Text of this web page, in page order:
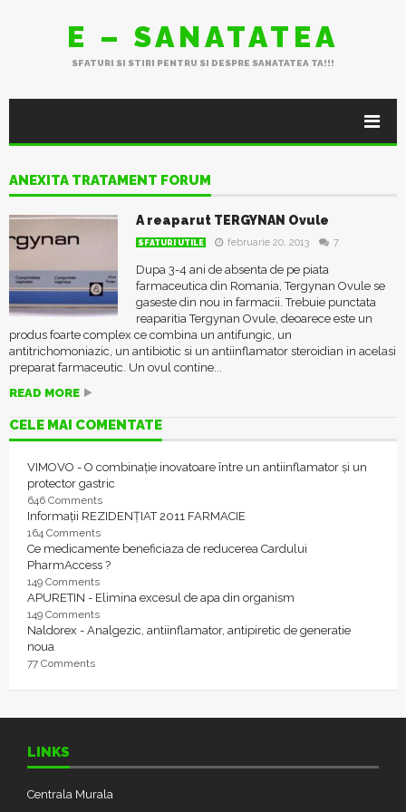
E – SANATATEA
SFATURI SI STIRI PENTRU SI DESPRE SANATATEA TA!!!
ANEXITA TRATAMENT FORUM
A reaparut TERGYNAN Ovule
SFATURI UTILE februarie 20, 2013 7
Dupa 3-4 ani de absenta de pe piata
farmaceutica din Romania, Tergynan Ovule se
gaseste din nou in farmacii. Trebuie punctata
reaparitia Tergynan Ovule, deoarece este un
produs foarte complex ce combina un antifungic, un
antitrichomoniazic, un antibiotic si un antiinflamator steroidian in acelasi
preparat farmaceutic. Un ovul contine...
READ MORE
CELE MAI COMENTATE
VIMOVO - O combinație inovatoare între un antiinflamator și un
protector gastric
646 Comments
Informații REZIDENȚIAT 2011 FARMACIE
164 Comments
Ce medicamente beneficiaza de reducerea Cardului
PharmAccess ?
149 Comments
APURETIN - Elimina excesul de apa din organism
149 Comments
Naldorex - Analgezic, antiinflamator, antipiretic de generatie
noua
77 Comments
LINKS
Centrala Murala